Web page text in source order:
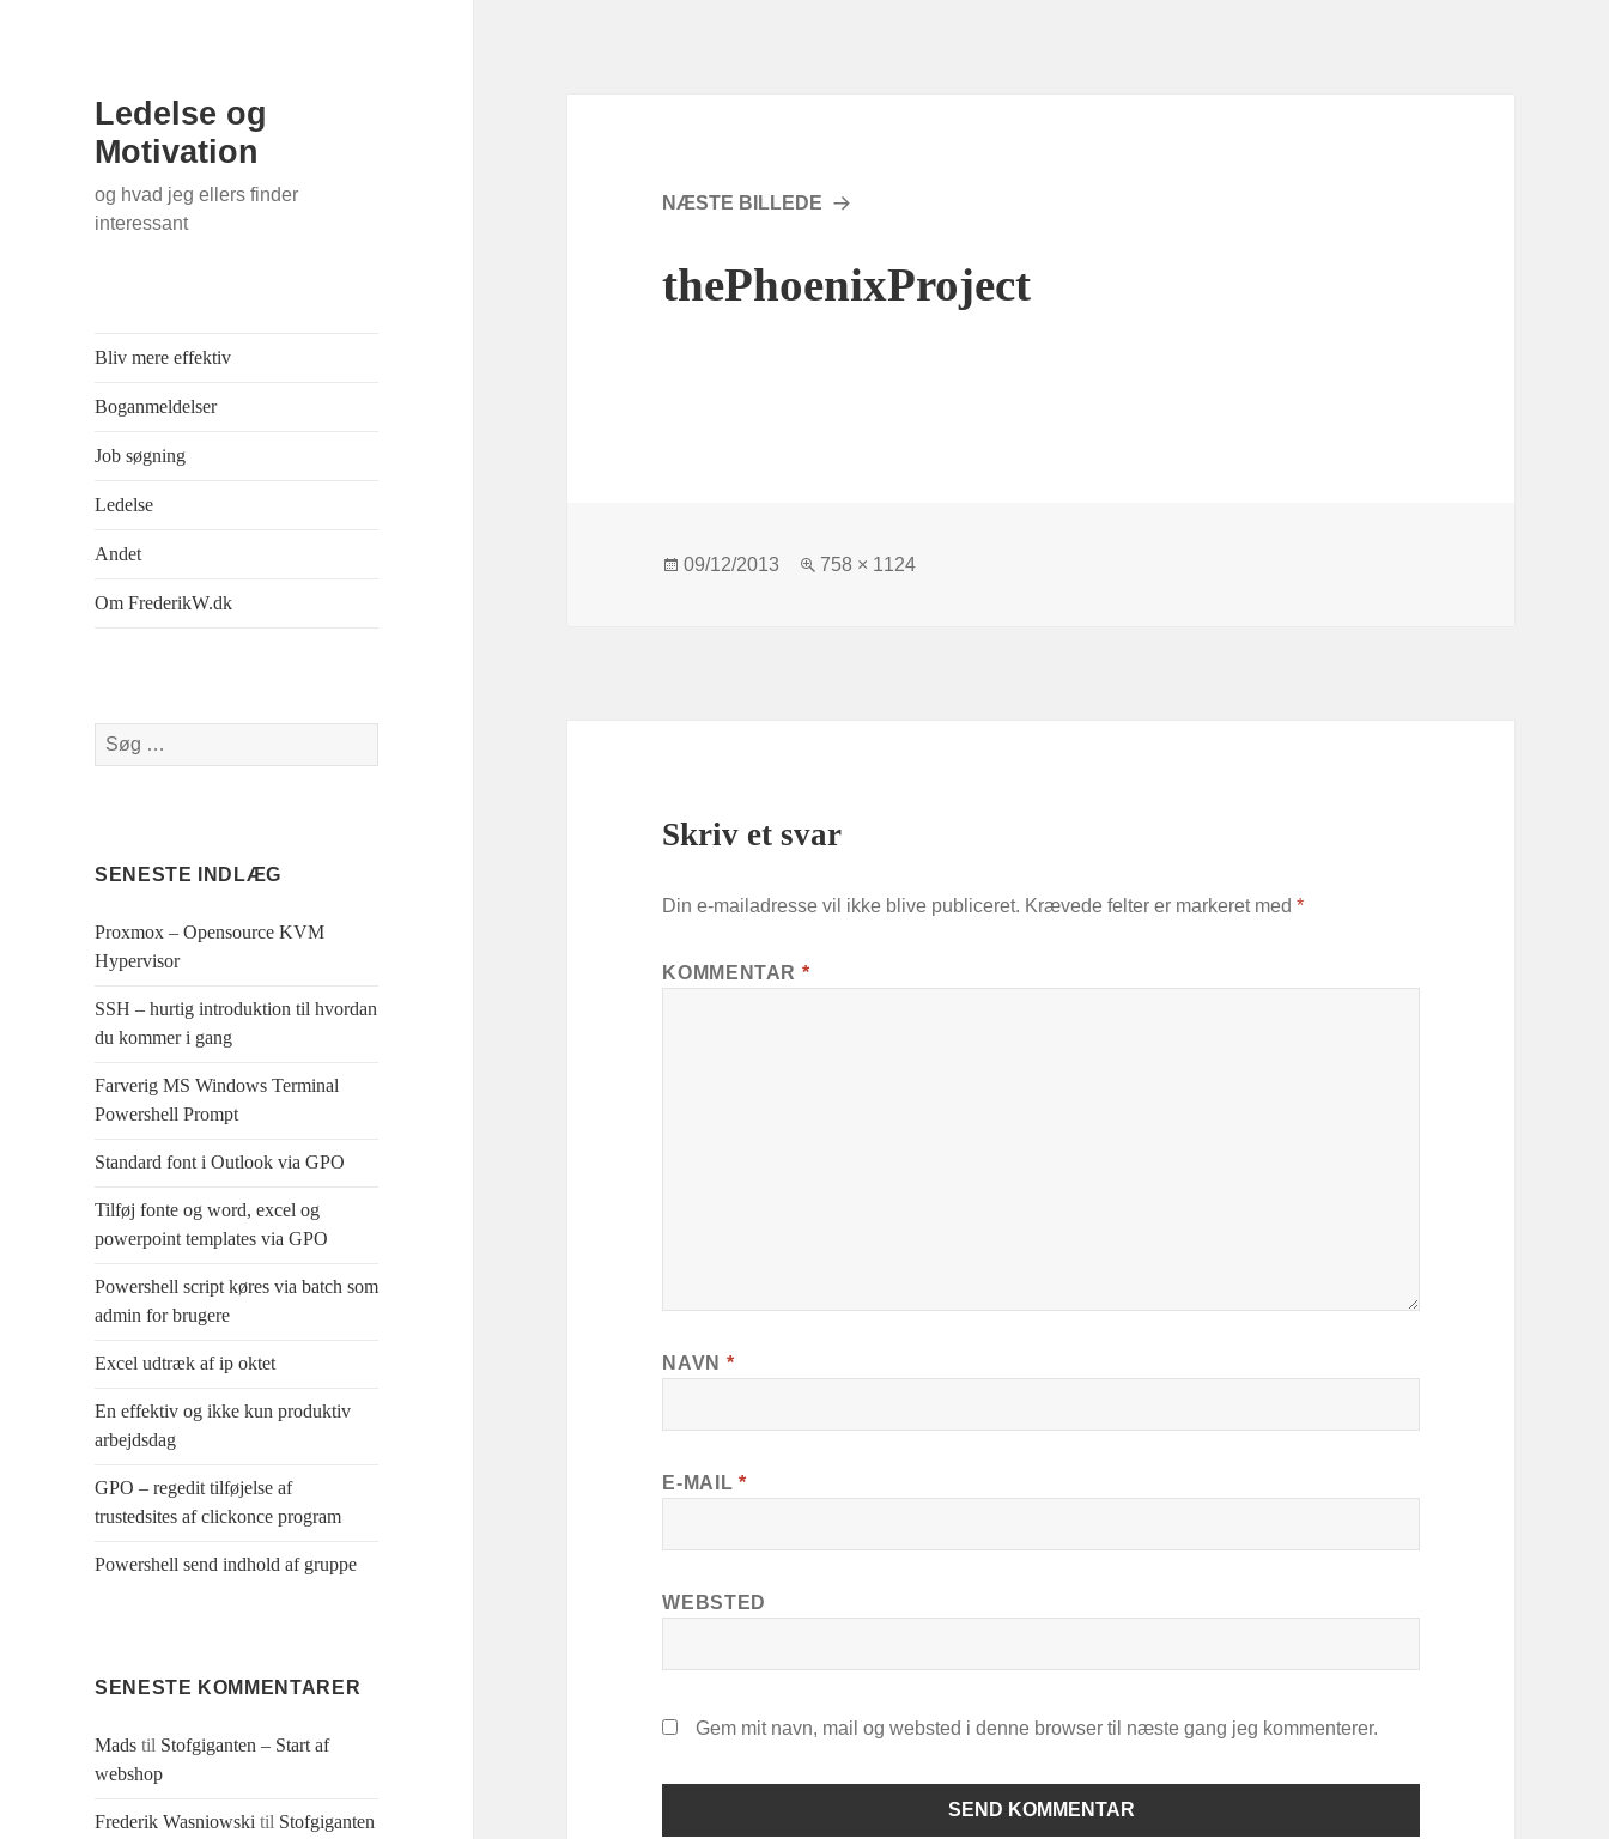
Ledelse og
Motivation
og hvad jeg ellers finder
interessant
Bliv mere effektiv
Boganmeldelser
Job søgning
Ledelse
Andet
Om FrederikW.dk
Søg
efter:
SENESTE INDLÆG
Proxmox – Opensource KVM
Hypervisor
SSH – hurtig introduktion til hvordan
du kommer i gang
Farverig MS Windows Terminal
Powershell Prompt
Standard font i Outlook via GPO
Tilføj fonte og word, excel og
powerpoint templates via GPO
Powershell script køres via batch som
admin for brugere
Excel udtræk af ip oktet
En effektiv og ikke kun produktiv
arbejdsdag
GPO – regedit tilføjelse af
trustedsites af clickonce program
Powershell send indhold af gruppe
SENESTE KOMMENTARER
Mads til Stofgiganten – Start af
webshop
Frederik Wasniowski til Stofgiganten
NÆSTE BILLEDE
thePhoenixProject
Udgivet
09/12/2013
Fuld
758 × 1124
Skriv et svar
Din e-mailadresse vil ikke blive publiceret. Krævede felter er markeret med*
KOMMENTAR *
NAVN *
E-MAIL *
WEBSTED
Gem mit navn, mail og websted i denne browser til næste gang jeg kommenterer.